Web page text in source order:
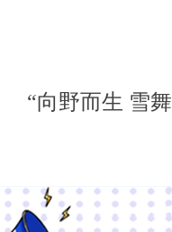
“向野而生 雪